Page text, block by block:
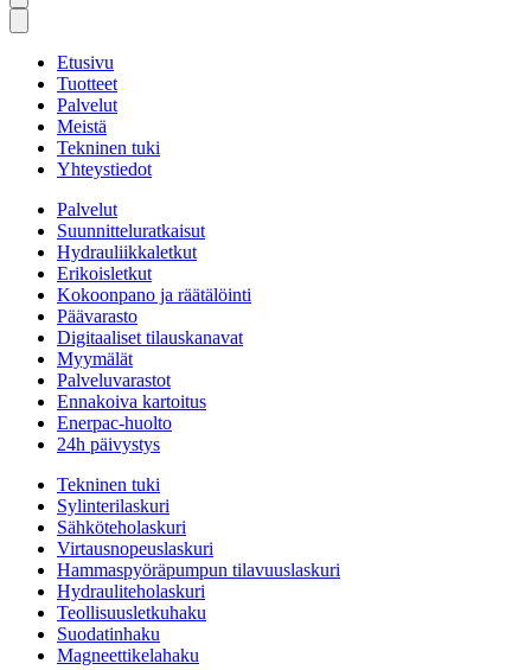
Etusivu
Tuotteet
Palvelut
Meistä
Tekninen tuki
Yhteystiedot
Palvelut
Suunnitteluratkaisut
Hydrauliikkaletkut
Erikoisletkut
Kokoonpano ja räätälöinti
Päävarasto
Digitaaliset tilauskanavat
Myymälät
Palveluvarastot
Ennakoiva kartoitus
Enerpac-huolto
24h päivystys
Tekninen tuki
Sylinterilaskuri
Sähköteholaskuri
Virtausnopeuslaskuri
Hammaspyöräpumpun tilavuuslaskuri
Hydrauliteholaskuri
Teollisuusletkuhaku
Suodatinhaku
Magneettikelahaku